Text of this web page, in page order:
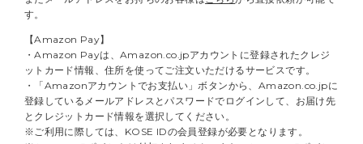
す。
【Amazon Pay】
・Amazon Payは、Amazon.co.jpアカウントに登録されたクレジ
ットカード情報、住所を使ってご注文いただけるサービスです。
・「Amazonアカウントでお支払い」ボタンから、Amazon.co.jpに
登録しているメールアドレスとパスワードでログインして、お届け先
とクレジットカード情報を選択してください。
※ご利用に際しては、KOSE IDの会員登録が必要となります。